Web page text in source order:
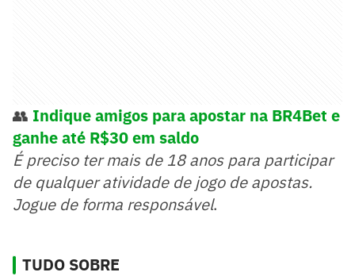
👥 Indique amigos para apostar na BR4Bet e
ganhe até R$30 em saldo
É preciso ter mais de 18 anos para participar
de qualquer atividade de jogo de apostas.
Jogue de forma responsável.
TUDO SOBRE